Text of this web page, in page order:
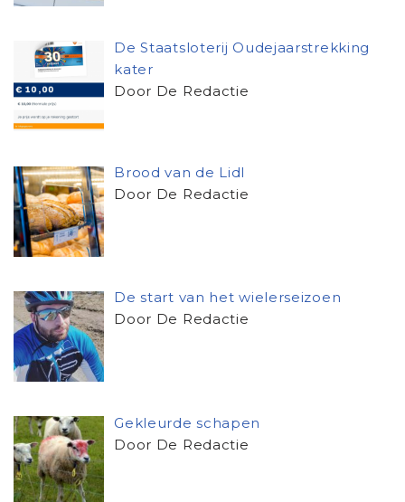
De Staatsloterij Oudejaarstrekking
kater
Door De Redactie
Brood van de Lidl
Door De Redactie
De start van het wielerseizoen
Door De Redactie
Gekleurde schapen
Door De Redactie